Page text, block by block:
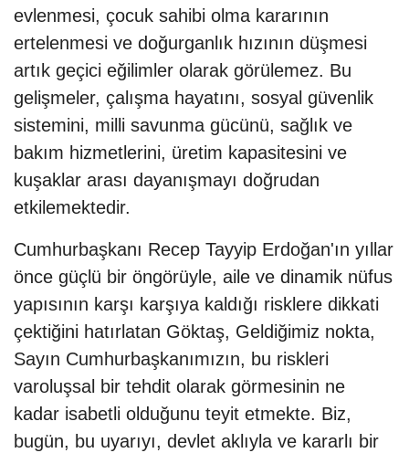
evlenmesi, çocuk sahibi olma kararının
ertelenmesi ve doğurganlık hızının düşmesi
artık geçici eğilimler olarak görülemez. Bu
gelişmeler, çalışma hayatını, sosyal güvenlik
sistemini, milli savunma gücünü, sağlık ve
bakım hizmetlerini, üretim kapasitesini ve
kuşaklar arası dayanışmayı doğrudan
etkilemektedir.
Cumhurbaşkanı Recep Tayyip Erdoğan'ın yıllar
önce güçlü bir öngörüyle, aile ve dinamik nüfus
yapısının karşı karşıya kaldığı risklere dikkati
çektiğini hatırlatan Göktaş, Geldiğimiz nokta,
Sayın Cumhurbaşkanımızın, bu riskleri
varoluşsal bir tehdit olarak görmesinin ne
kadar isabetli olduğunu teyit etmekte. Biz,
bugün, bu uyarıyı, devlet aklıyla ve kararlı bir